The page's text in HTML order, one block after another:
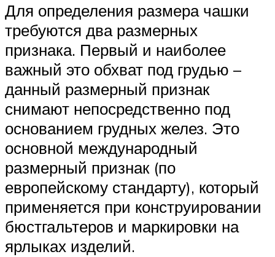
Для определения размера чашки
требуются два размерных
признака. Первый и наиболее
важный это обхват под грудью –
данный размерный признак
снимают непосредственно под
основанием грудных желез. Это
основной международный
размерный признак (по
европейскому стандарту), который
применяется при конструировании
бюстгальтеров и маркировки на
ярлыках изделий.